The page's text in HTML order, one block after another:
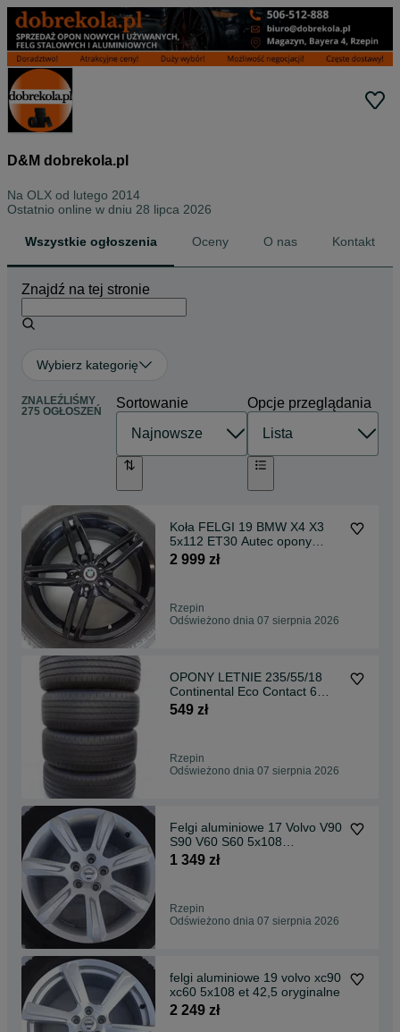
D&M dobrekola.pl
Na OLX od lutego 2014
Ostatnio online w dniu 28 lipca 2026
Wszystkie ogłoszenia Oceny O nas Kontakt
Znajdź na tej stronie
Wybierz kategorię
ZNALEŹLIŚMY
275 OGŁOSZEŃ
Sortowanie Opcje przeglądania
Koła FELGI 19 BMW X4 X3
5x112 ET30 Autec opony
zimowe Bridgestone
2 999 zł
Rzepin
Odświeżono dnia 07 sierpnia 2026
OPONY LETNIE 235/55/18
Continental Eco Contact 6
235/55R18 4szt VAT23
549 zł
Rzepin
Odświeżono dnia 07 sierpnia 2026
Felgi aluminiowe 17 Volvo V90
S90 V60 S60 5x108
Oryginalne ET42 VAT23
1 349 zł
Rzepin
Odświeżono dnia 07 sierpnia 2026
felgi aluminiowe 19 volvo xc90
xc60 5x108 et 42,5 oryginalne
2 249 zł